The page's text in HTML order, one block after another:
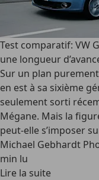
Test comparatif: VW
une longueur
Sur un plan
en est à sa sixième
seulement sorti
Mégane. Mais la
peut-elle s’imposer
Michael Gebhardt
min lu
Lire la suite